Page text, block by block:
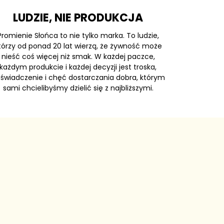
LUDZIE, NIE PRODUKCJA
Słońca to nie tylko marka. To ludzie,
od ponad 20 lat wierzą, że żywność może
nieść coś więcej niż smak. W każdej paczce,
każdym produkcie i każdej decyzji jest troska,
i chęć dostarczania dobra, którym
sami chcielibyśmy dzielić się z najbliższymi.